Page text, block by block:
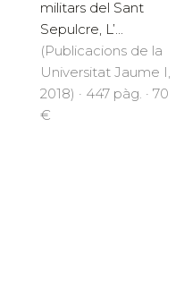
militars del Sant
Sepulcre, L’...
(Publicacions de la
Universitat Jaume I,
2018) · 447 pàg. · 70
€